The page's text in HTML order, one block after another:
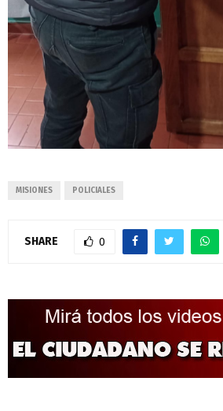
MISIONES POLICIALES
SHARE 0